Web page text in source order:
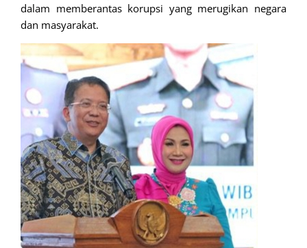
dalam memberantas korupsi yang merugikan negara
dan masyarakat.